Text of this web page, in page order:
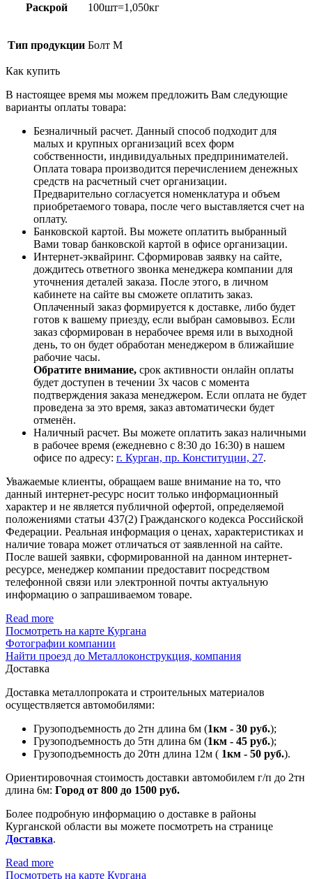
Раскрой 100шт=1,050кг
Тип продукции Болт М
Как купить
В настоящее время мы можем предложить Вам следующие
варианты оплаты товара:
Безналичный расчет. Данный способ подходит для
малых и крупных организаций всех форм
собственности, индивидуальных предпринимателей.
Оплата товара производится перечислением денежных
средств на расчетный счет организации.
Предварительно согласуется номенклатура и объем
приобретаемого товара, после чего выставляется счет на
оплату.
Банковской картой. Вы можете оплатить выбранный
Вами товар банковской картой в офисе организации.
Интернет-эквайринг. Сформировав заявку на сайте,
дождитесь ответного звонка менеджера компании для
уточнения деталей заказа. После этого, в личном
кабинете на сайте вы сможете оплатить заказ.
Оплаченный заказ формируется к доставке, либо будет
готов к вашему приезду, если выбран самовывоз. Если
заказ сформирован в нерабочее время или в выходной
день, то он будет обработан менеджером в ближайшие
рабочие часы.
Обратите внимание, срок активности онлайн оплаты
будет доступен в течении 3х часов с момента
подтверждения заказа менеджером. Если оплата не будет
проведена за это время, заказ автоматически будет
отменён.
Наличный расчет. Вы можете оплатить заказ наличными
в рабочее время (ежедневно с 8:30 до 16:30) в нашем
офисе по адресу: г. Курган, пр. Конституции, 27.
Уважаемые клиенты, обращаем ваше внимание на то, что
данный интернет-ресурс носит только информационный
характер и не является публичной офертой, определяемой
положениями статьи 437(2) Гражданского кодекса Российской
Федерации. Реальная информация о ценах, характеристиках и
наличие товара может отличаться от заявленной на сайте.
После вашей заявки, сформированной на данном интернет-
ресурсе, менеджер компании предоставит посредством
телефонной связи или электронной почты актуальную
информацию о запрашиваемом товаре.
Read more
Посмотреть на карте Кургана
Фотографии компании
Найти проезд до Металлоконструкция, компания
Доставка
Доставка металлопроката и строительных материалов
осуществляется автомобилями:
Грузоподъемность до 2тн длина 6м (1км - 30 руб.);
Грузоподъемность до 5тн длина 6м (1км - 45 руб.);
Грузоподъемность до 20тн длина 12м ( 1км - 50 руб.).
Ориентировочная стоимость доставки автомобилем г/п до 2тн
длина 6м: Город от 800 до 1500 руб.
Более подробную информацию о доставке в районы
Курганской области вы можете посмотреть на странице
Доставка.
Read more
Посмотреть на карте Кургана